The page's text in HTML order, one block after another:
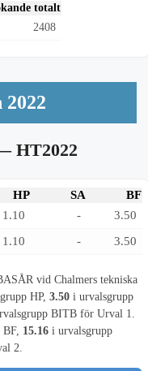
totalt
2408
HT2022
HP SA
BF
1.10 -
3.50
1.10 - 3.50
vid Chalmers tekniska
HP, 3.50 i urvalsgrupp
BITB för Urval 1.
15.16 i urvalsgrupp
2.